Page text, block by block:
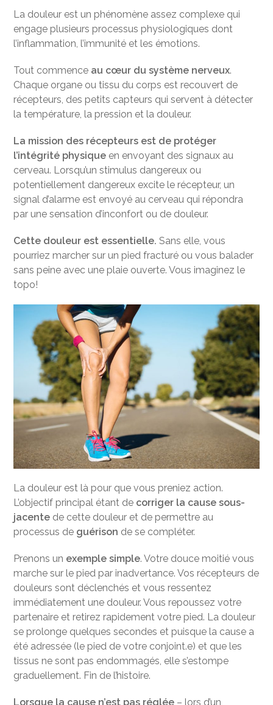
La douleur est un phénomène assez complexe qui
engage plusieurs processus physiologiques dont
l’inflammation, l’immunité et les émotions.
Tout commence au cœur du système nerveux.
Chaque organe ou tissu du corps est recouvert de
récepteurs, des petits capteurs qui servent à détecter
la température, la pression et la douleur.
La mission des récepteurs est de protéger
l’intégrité physique en envoyant des signaux au
cerveau. Lorsqu’un stimulus dangereux ou
potentiellement dangereux excite le récepteur, un
signal d’alarme est envoyé au cerveau qui répondra
par une sensation d’inconfort ou de douleur.
Cette douleur est essentielle. Sans elle, vous
pourriez marcher sur un pied fracturé ou vous balader
sans peine avec une plaie ouverte. Vous imaginez le
topo!
La douleur est là pour que vous preniez action.
L’objectif principal étant de corriger la cause sous-
jacente de cette douleur et de permettre au
processus de guérison de se compléter.
Prenons un exemple simple. Votre douce moitié vous
marche sur le pied par inadvertance. Vos récepteurs de
douleurs sont déclenchés et vous ressentez
immédiatement une douleur. Vous repoussez votre
partenaire et retirez rapidement votre pied. La douleur
se prolonge quelques secondes et puisque la cause a
été adressée (le pied de votre conjoint.e) et que les
tissus ne sont pas endommagés, elle s’estompe
graduellement. Fin de l’histoire.
Lorsque la cause n’est pas réglée – lors d’un